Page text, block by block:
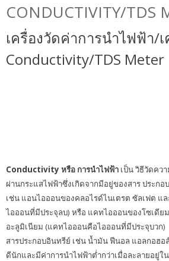
CONDUCTIVITY/TDS
เครื่องวัดค่าการนำไฟฟ้า/
Conductivity/TDS Meter
Conductivity หรือ การนำไฟฟ้า เป็น วิธีวัดคว
ผ่านกระแสไฟฟ้าซึ่งเกิดจากมีอยู่ของสาร ประก
เช่น แอนไอออนของคลอไรด์ไนเตรต ซัลเฟต แ
ไอออนที่มีประจุลบ) หรือ แคทไอออนของโซเดีย
อะลูมิเนียม (แคทไอออนคือไอออนที่มีประจุบวก)
สารประกอบอินทรีย์ เช่น น้ำมัน ฟีนอล แอลกอฮ
ดีนักและมีค่าการนำไฟฟ้าต่ำกว่าเมื่อละลายอยู่ใ